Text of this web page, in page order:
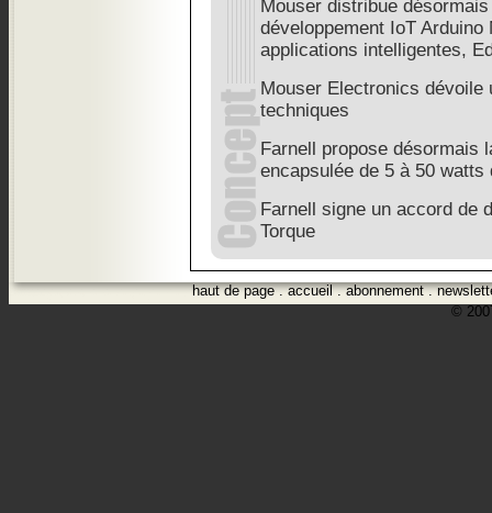
Mouser distribue
développement IoT
applications intelligentes,
Mouser Electronics dévoile
techniques
Farnell propose désormais
encapsulée de 5 à 50 watts
Farnell signe un accord de
Torque
haut de page.accueil.abonnement.
©